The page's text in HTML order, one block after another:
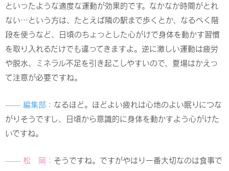
といったような適度な運動が効果的です。なかなか時間がとれ
ない…という方は、たとえば隣の駅まで歩くとか、なるべく階
段を使うなど、日頃のちょっとした心がけで身体を動かす習慣
を取り入れるだけでも違ってきますよ。逆に激しい運動は疲労
や脱水、ミネラル不足を引き起こしやすいので、夏場はかえっ
て注意が必要ですね。
—— 編集部： なるほど。ほどよい疲れは心地のよい眠りにつな
がりそうですし、日頃から意識的に身体を動かすよう心がけた
いですね。
—— 松 岡： そうですね。ですがやはり一番大切なのは食事で